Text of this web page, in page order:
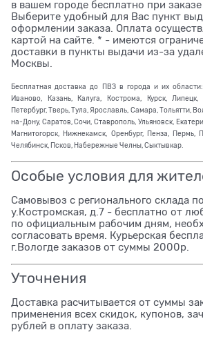
в вашем городе бесплатно при
Выберите удобный для Вас пункт
оформлении заказа. Оплата
картой на сайте. * - имеются
доставки в пункты выдачи из-за
Москвы.
Бесплатная доставка до ПВЗ в города и их
Иваново, Казань, Калуга, Кострома, Курск,
Петербург, Тверь, Тула, Ярославль, Самара, Тольятти,
на-Дону, Саратов, Сочи, Ставрополь, Ульяновск,
Магнитогорск, Нижнекамск, Оренбург, Пенза, Пермь,
Челябинск, Псков, Набережные Челны, Сыктывкар.
Особые условия для
Самовывоз с регионального склада
у.Костромская, д.7 - бесплатно от
по официальным рабочим дням,
согласовать время. Курьерская
г.Вологде заказов от суммы 2000р.
Уточнения
Доставка расчитывается от суммы
применения всех скидок, купонов,
рублей в оплату заказа.